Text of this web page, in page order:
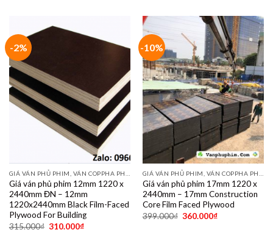
-2%
GIÁ VÁN PHỦ PHIM, VÁN COPPHA PHỦ PHIM GIÁ RẺ
Giá ván phủ phim 12mm 1220 x
2440mm ĐN – 12mm
1220x2440mm Black Film-Faced
Plywood For Building
315.000₫ 310.000₫
-10%
GIÁ VÁN PHỦ PHIM, VÁN COPPHA PHỦ PHIM GIÁ RẺ
Giá ván phủ phim 17mm 1220 x
2440mm – 17mm Construction
Core Film Faced Plywood
399.000₫ 360.000₫